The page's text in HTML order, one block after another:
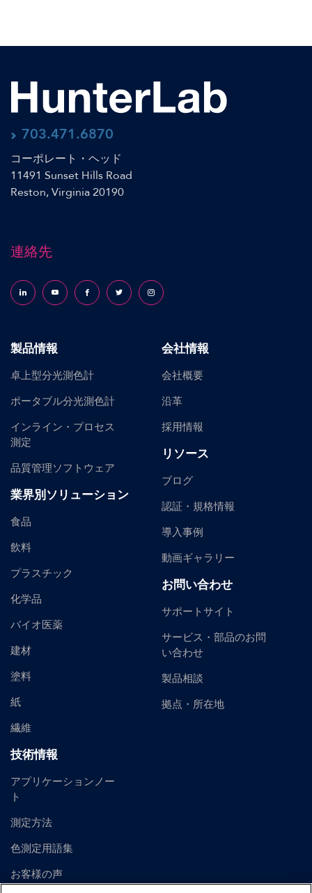
703.471.6870
コーポレート・ヘッド
11491 Sunset Hills Road
Reston, Virginia 20190
連絡先
Follow us on LinkedInFollow us on YouTubeFollow us on Facebook
Follow us on X (formerly Twitter)
Follow us on Instagram
製品情報
卓上型分光測色計
ポータブル分光測色計
インライン・プロセス
測定
品質管理ソフトウェア
業界別ソリューション
食品
飲料
プラスチック
化学品
バイオ医薬
建材
塗料
紙
繊維
技術情報
アプリケーションノー
ト
測定方法
色測定用語集
お客様の声
会社情報
会社概要
沿革
採用情報
リソース
ブログ
認証・規格情報
導入事例
動画ギャラリー
お問い合わせ
サポートサイト
サービス・部品のお問
い合わせ
製品相談
拠点・所在地